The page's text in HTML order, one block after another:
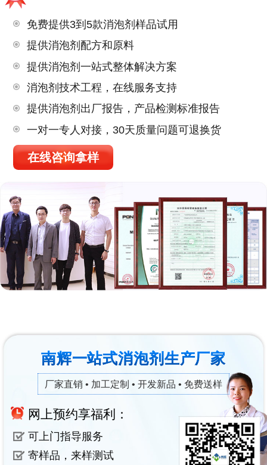
免费提供3到5款消泡剂样品试用
提供消泡剂配方和原料
提供消泡剂一站式整体解决方案
消泡剂技术工程，在线服务支持
提供消泡剂出厂报告，产品检测标准报告
一对一专人对接，30天质量问题可退换货
在线咨询拿样
南辉一站式消泡剂生产厂家
厂家直销 • 加工定制 • 开发新品 • 免费送样
网上预约享福利：
可上门指导服务
寄样品，来样测试